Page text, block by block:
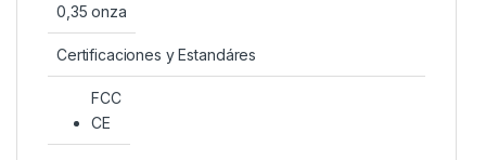
0,35 onza
Certificaciones y Estandáres
FCC
CE